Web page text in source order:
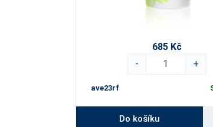
685 Kč
-
+
ave23rf
Do košíku